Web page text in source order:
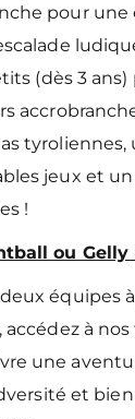
pour une
(dès 3
jeux et un
!
ou Gelly
équipes
accédez à
une
et